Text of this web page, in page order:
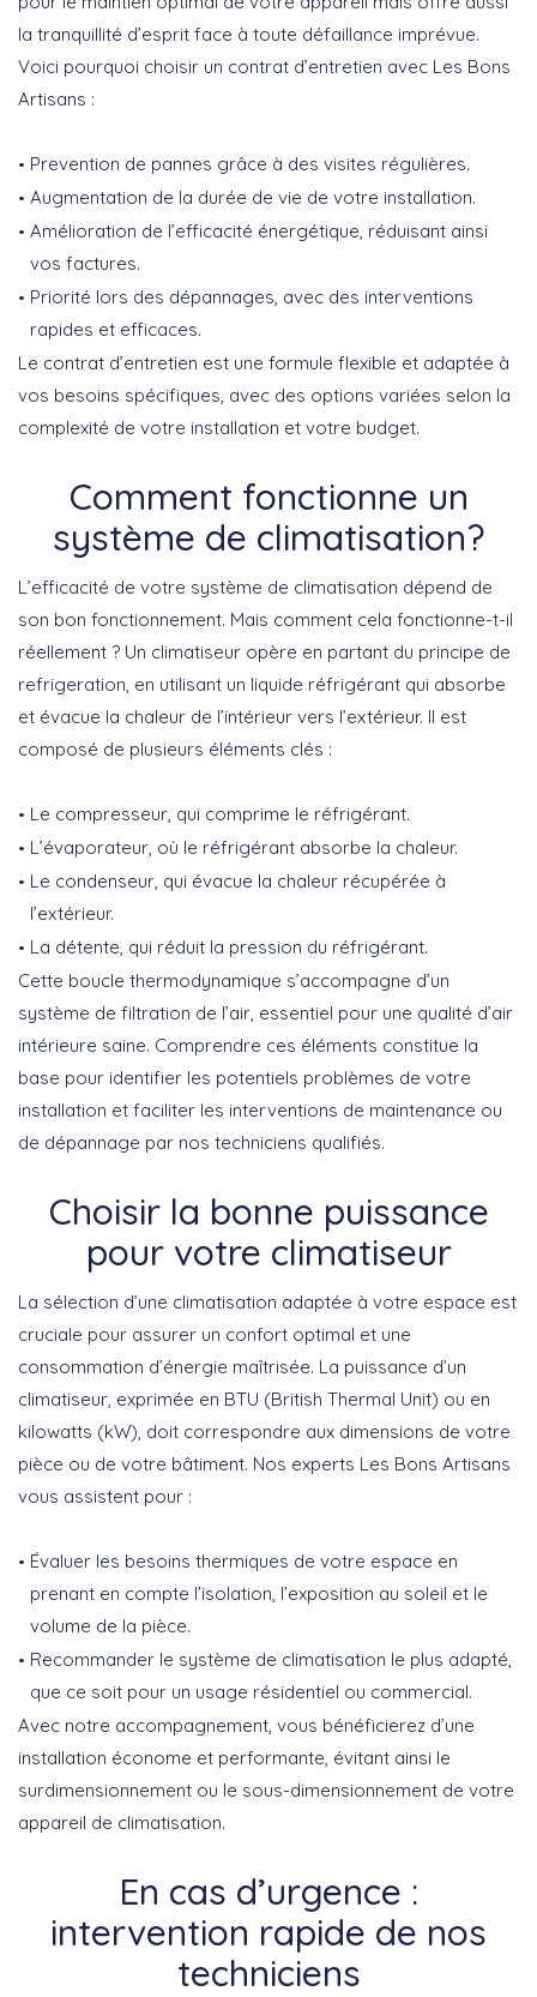
la tranquillité d’esprit face à toute défaillance imprévue.
Voici pourquoi choisir un contrat d’entretien avec Les Bons
Artisans :
Prevention de pannes grâce à des visites régulières.
Augmentation de la durée de vie de votre installation.
Amélioration de l’efficacité énergétique , réduisant ainsi
vos factures.
Priorité lors des dépannages, avec des interventions
rapides et efficaces.
Le contrat d’entretien est une formule flexible et adaptée à
vos besoins spécifiques, avec des options variées selon la
complexité de votre installation et votre budget.
Comment fonctionne un
système de climatisation?
L’efficacité de votre système de climatisation dépend de
son bon fonctionnement. Mais comment cela fonctionne-t-il
réellement ? Un climatiseur opère en partant du principe de
refrigeration , en utilisant un liquide réfrigérant qui absorbe
et évacue la chaleur de l’intérieur vers l’extérieur. Il est
composé de plusieurs éléments clés :
Le compresseur , qui comprime le réfrigérant.
L’évaporateur , où le réfrigérant absorbe la chaleur.
Le condenseur , qui évacue la chaleur récupérée à
l’extérieur.
La détente , qui réduit la pression du réfrigérant.
Cette boucle thermodynamique s’accompagne d’un
système de filtration de l’air, essentiel pour une qualité d’air
intérieure saine. Comprendre ces éléments constitue la
base pour identifier les potentiels problèmes de votre
installation et faciliter les interventions de maintenance ou
de dépannage par nos techniciens qualifiés.
Choisir la bonne puissance
pour votre climatiseur
La sélection d’une climatisation adaptée à votre espace est
cruciale pour assurer un confort optimal et une
consommation d’énergie maîtrisée. La puissance d’un
climatiseur, exprimée en BTU (British Thermal Unit) ou en
kilowatts (kW), doit correspondre aux dimensions de votre
pièce ou de votre bâtiment. Nos experts Les Bons Artisans
vous assistent pour :
Évaluer les besoins thermiques de votre espace en
prenant en compte l’isolation, l’exposition au soleil et le
volume de la pièce.
Recommander le système de climatisation le plus adapté,
que ce soit pour un usage résidentiel ou commercial.
Avec notre accompagnement, vous bénéficierez d’une
installation économe et performante, évitant ainsi le
surdimensionnement ou le sous-dimensionnement de votre
appareil de climatisation.
En cas d’urgence :
intervention rapide de nos
techniciens